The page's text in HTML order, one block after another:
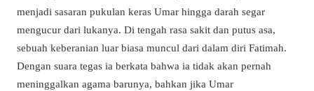
menjadi sasaran pukulan keras Umar hingga darah segar
mengucur dari lukanya. Di tengah rasa sakit dan putus asa,
sebuah keberanian luar biasa muncul dari dalam diri Fatimah.
Dengan suara tegas ia berkata bahwa ia tidak akan pernah
meninggalkan agama barunya, bahkan jika Umar